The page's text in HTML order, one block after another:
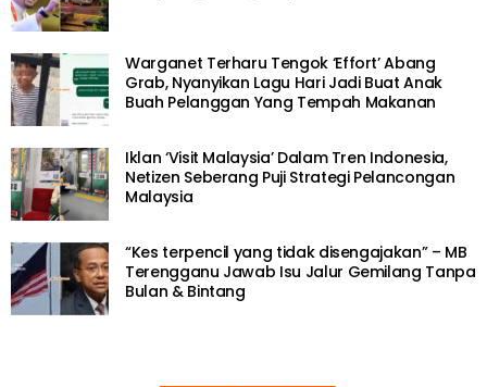
Warganet Terharu Tengok ‘Effort’ Abang
Grab, Nyanyikan Lagu Hari Jadi Buat Anak
Buah Pelanggan Yang Tempah Makanan
Iklan ‘Visit Malaysia’ Dalam Tren Indonesia,
Netizen Seberang Puji Strategi Pelancongan
Malaysia
“Kes terpencil yang tidak disengajakan” – MB
Terengganu Jawab Isu Jalur Gemilang Tanpa
Bulan & Bintang